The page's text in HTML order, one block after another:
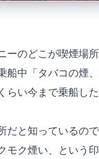
ーのどこが喫煙場
船中「タバコの煙
らい今まで乗船し
だと知っているの
モク煙い、という